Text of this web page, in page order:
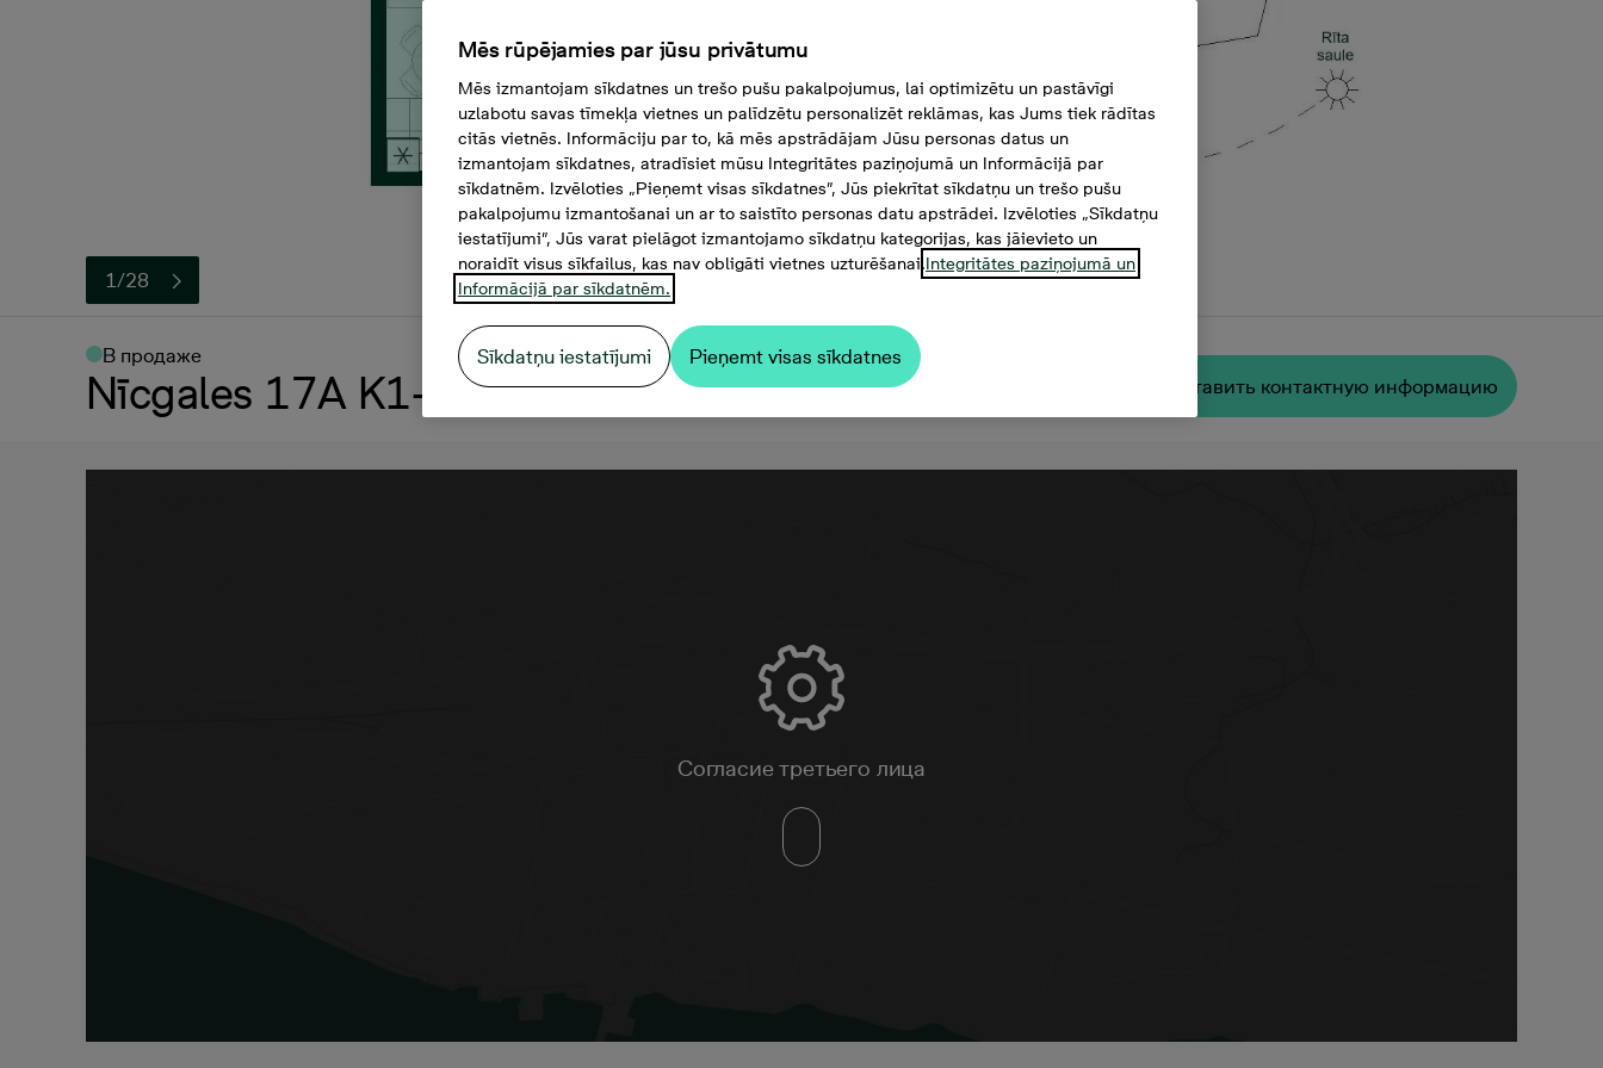
1/28
В продаже
Nīcgales 17A K1-33, 142 000 €, 2 комнаты, 49,5 м² Oставить контактную информацию
Согласие третьего лица
Mēs rūpējamies par jūsu privātumu
Mēs izmantojam sīkdatnes un trešo pušu pakalpojumus, lai optimizētu un pastāvīgi
uzlabotu savas tīmekļa vietnes un palīdzētu personalizēt reklāmas, kas Jums tiek rādītas
citās vietnēs. Informāciju par to, kā mēs apstrādājam Jūsu personas datus un
izmantojam sīkdatnes, atradīsiet mūsu Integritātes paziņojumā un Informācijā par
sīkdatnēm. Izvēloties „Pieņemt visas sīkdatnes”, Jūs piekrītat sīkdatņu un trešo pušu
pakalpojumu izmantošanai un ar to saistīto personas datu apstrādei. Izvēloties „Sīkdatņu
iestatījumi”, Jūs varat pielāgot izmantojamo sīkdatņu kategorijas, kas jāievieto un
noraidīt visus sīkfailus, kas nav obligāti vietnes uzturēšanai.Integritātes paziņojumā un
Informācijā par sīkdatnēm.
Sīkdatņu iestatījumi Pieņemt visas sīkdatnes